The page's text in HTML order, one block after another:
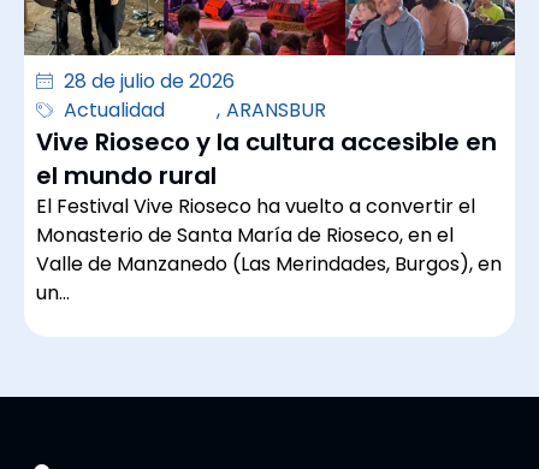
28 de julio de 2026
Actualidad
, ARANSBUR
Vive Rioseco y la cultura accesible en
el mundo rural
El Festival Vive Rioseco ha vuelto a convertir el
Monasterio de Santa María de Rioseco, en el
Valle de Manzanedo (Las Merindades, Burgos), en
un…